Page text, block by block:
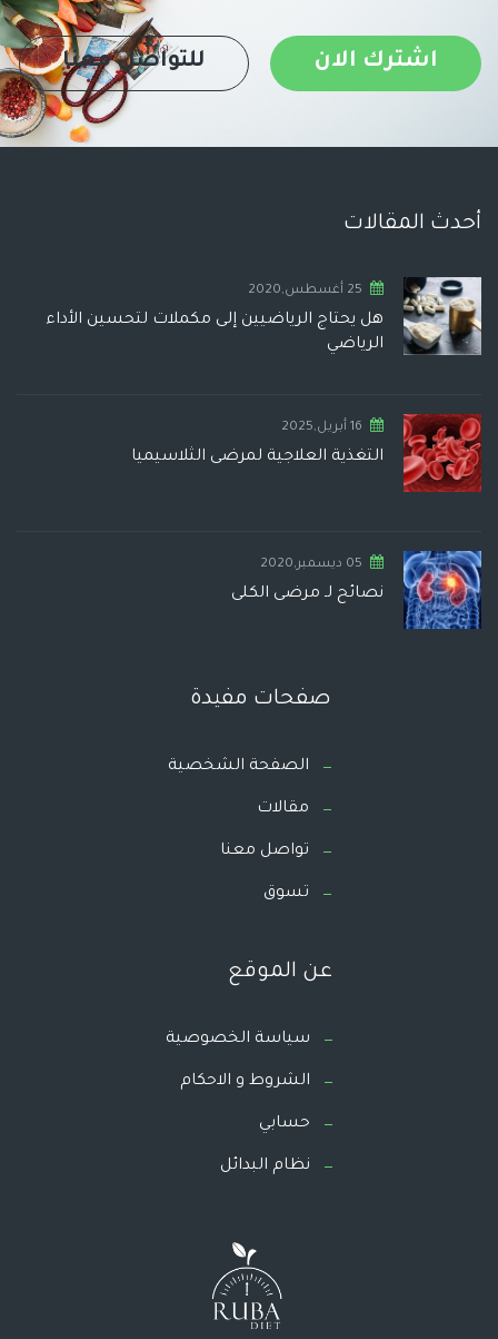
اشترك الان للتواصل معنا
أحدث المقالات
25 أغسطس,2020
هل يحتاج الرياضيين إلى مكملات لتحسين الأداء
الرياضي
16 أبريل,2025
التغذية العلاجية لمرضى الثلاسيميا
05 ديسمبر,2020
نصائح لـ مرضى الكلى
صفحات مفيدة
الصفحة الشخصية
مقالات
تواصل معنا
تسوق
عن الموقع
سياسة الخصوصية
الشروط و الاحكام
حسابي
نظام البدائل